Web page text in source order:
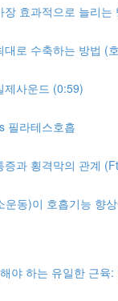
장 효과적으로 늘리
대로 수축하는 방법 (
제사운드 (0:59)
필라테스호흡
증과 횡격막의 관계
운동)이 호흡기능 향
야 하는 유일한 근육